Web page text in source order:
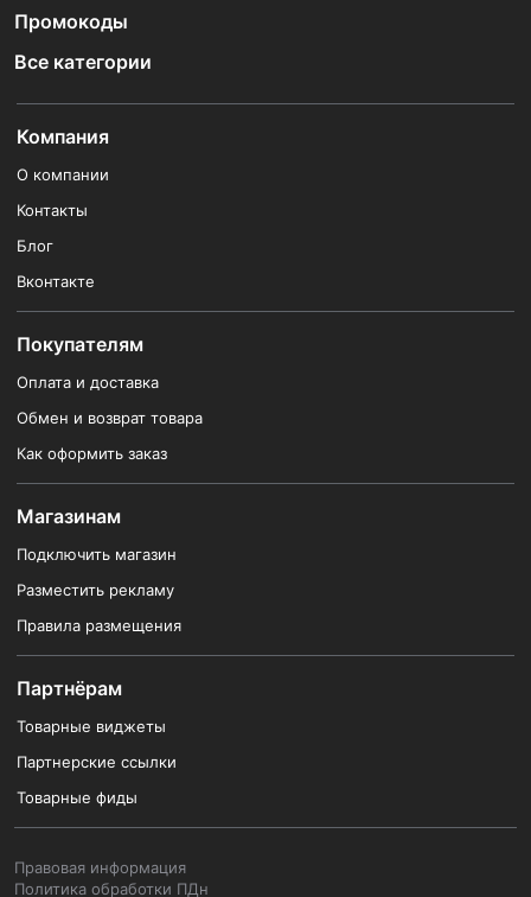
Промокоды
Все категории
Компания
О компании
Контакты
Блог
Вконтакте
Покупателям
Оплата и доставка
Обмен и возврат товара
Как оформить заказ
Магазинам
Подключить магазин
Разместить рекламу
Правила размещения
Партнёрам
Товарные виджеты
Партнерские ссылки
Товарные фиды
Правовая информация
Политика обработки ПДн